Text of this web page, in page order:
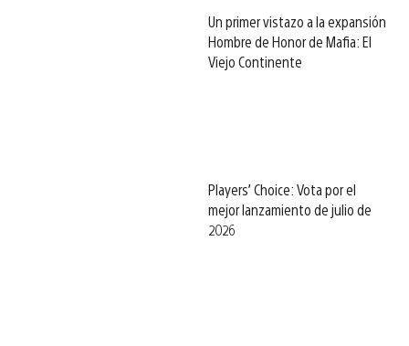
Un primer vistazo a la expansión
Hombre de Honor de Mafia: El
Viejo Continente
Players’ Choice: Vota por el
mejor lanzamiento de julio de
2026